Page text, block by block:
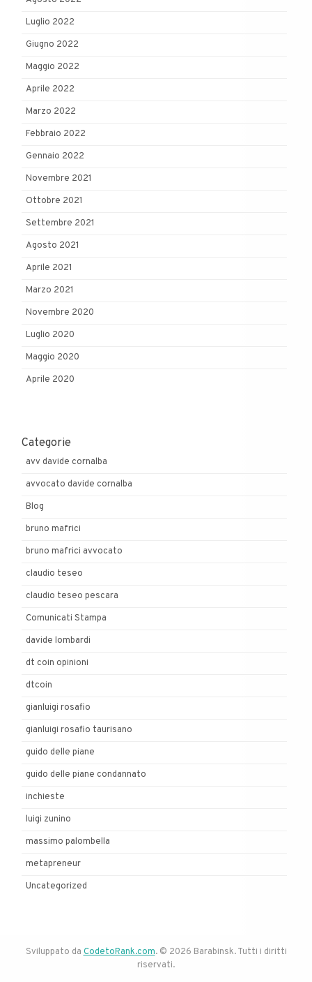
Luglio 2022
Giugno 2022
Maggio 2022
Aprile 2022
Marzo 2022
Febbraio 2022
Gennaio 2022
Novembre 2021
Ottobre 2021
Settembre 2021
Agosto 2021
Aprile 2021
Marzo 2021
Novembre 2020
Luglio 2020
Maggio 2020
Aprile 2020
Categorie
avv davide cornalba
avvocato davide cornalba
Blog
bruno mafrici
bruno mafrici avvocato
claudio teseo
claudio teseo pescara
Comunicati Stampa
davide lombardi
dt coin opinioni
dtcoin
gianluigi rosafio
gianluigi rosafio taurisano
guido delle piane
guido delle piane condannato
inchieste
luigi zunino
massimo palombella
metapreneur
Uncategorized
Sviluppato da CodetoRank.com. © 2026 Barabinsk. Tutti i diritti
riservati.